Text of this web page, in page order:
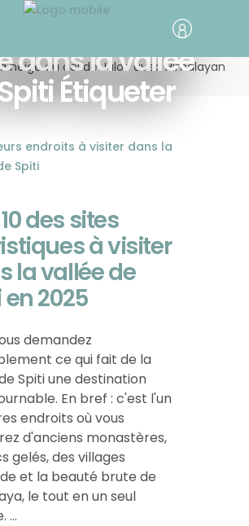
dans la vallée
Étiqueter
des sites
à visiter
la vallée de
en 2025
demandez
ce qui fait de la
Spiti une destination
En bref : c'est l'un
endroits où vous
d'anciens monastères,
gelés, des villages
et la beauté brute de
le tout en un seul